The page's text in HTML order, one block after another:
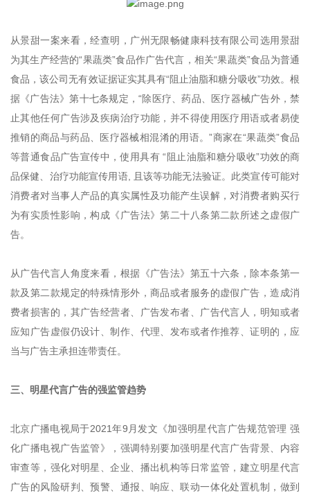
从景甜一案来看，经查明，广州无限畅健康科技有限公司选用景甜
为其生产经营的“果蔬类”食品作广告代言，相关“果蔬类”食品为普通
食品，该公司无有效证据证实其具有“阻止油脂和糖分吸收”功效。根
据《广告法》第十七条规定，“除医疗、药品、医疗器械广告外，禁
止其他任何广告涉及疾病治疗功能，并不得使用医疗用语或者易使
推销的商品与药品、医疗器械相混淆的用语。”商家在“果蔬类”食品
等普通食品广告宣传中，使用具有 “阻止油脂和糖分吸收”功效的商
品保健、治疗功能宣传用语, 且该等功能无法验证。此类宣传可能对
消费者对当事人产品的真实属性及功能产生误解，对消费者购买行
为有实质性影响，构成《广告法》第二十八条第二款所述之虚假广
告。
从广告代言人角度来看，根据《广告法》第五十六条，除本条第一
款及第二款规定的特殊情形外，商品或者服务的虚假广告，造成消
费者损害的，其广告经营者、广告发布者、广告代言人，明知或者
应知广告虚假仍设计、制作、代理、发布或者作推荐、证明的，应
当与广告主承担连带责任。
三、明星代言广告的强监管趋势
北京广播电视局于2021年9月发文《加强明星代言广告规范管理 强
化广播电视广告监管》，强调特别要加强明星代言广告背景、内容
审查等，强化对明星、企业、播出机构等日常监管，建立明星代言
广告的风险研判、预警、通报、响应、联动一体化处置机制，做到